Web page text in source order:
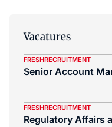
Vacatures
FRESHRECRUITMENT
Senior Account
FRESHRECRUITMENT
Regulatory Affairs